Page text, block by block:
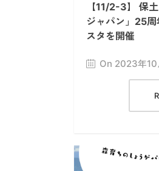
【11/2-3】 保
ジャパン」25
スタを開催
On 2023年10